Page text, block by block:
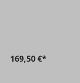
169,50 €*